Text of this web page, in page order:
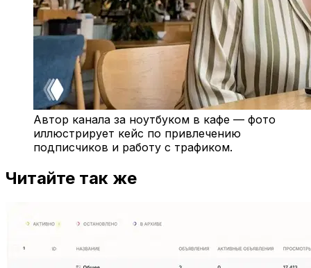
Автор канала за ноутбуком в кафе — фото
иллюстрирует кейс по привлечению
подписчиков и работу с трафиком.
Читайте так же